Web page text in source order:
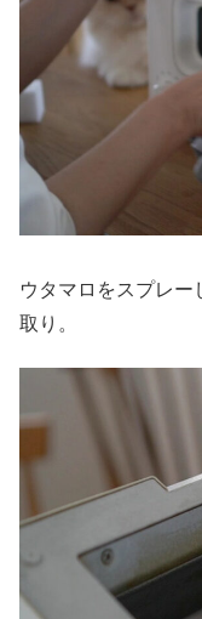
ウタマロをスプレー
取り。